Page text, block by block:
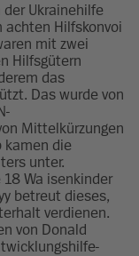
Ukrainehilfe
achten Hilfskonvoi
mit zwei
Hilfsgütern
das
Das wurde von
Mittelkürzungen
kamen die
unter.
Wa isenkinder
betreut dieses,
verdienen.
von Donald